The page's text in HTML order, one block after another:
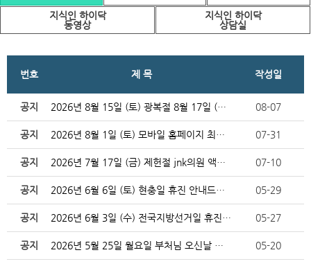
지식인 하이닥
동영상
지식인 하이닥
상담실
번호 제 목 작성일
공지 2026년 8월 15일 (토) 광복절 8월 17일 (월… 08-07
공지 2026년 8월 1일 (토) 모바일 홈페이지 최적화 임… 07-31
공지 2026년 7월 17일 (금) 제헌절 jnk의원 액취증… 07-10
공지 2026년 6월 6일 (토) 현충일 휴진 안내드립니다. 05-29
공지 2026년 6월 3일 (수) 전국지방선거일 휴진 안내드… 05-27
공지 2026년 5월 25일 월요일 부처님 오신날 대체 휴일… 05-20